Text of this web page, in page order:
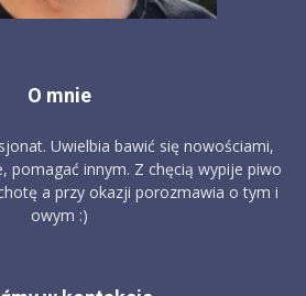
O mnie
Uwielbia bawić się nowościami,
pomagać innym. Z chęcią wypije piwo
a przy okazji porozmawia o tym i
owym :)